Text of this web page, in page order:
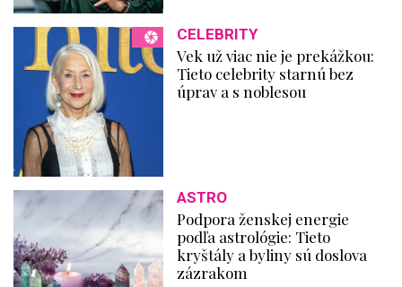
CELEBRITY
Vek už viac nie je prekážkou:
Tieto celebrity starnú bez
úprav a s noblesou
ASTRO
Podpora ženskej energie
podľa astrológie: Tieto
kryštály a byliny sú doslova
zázrakom